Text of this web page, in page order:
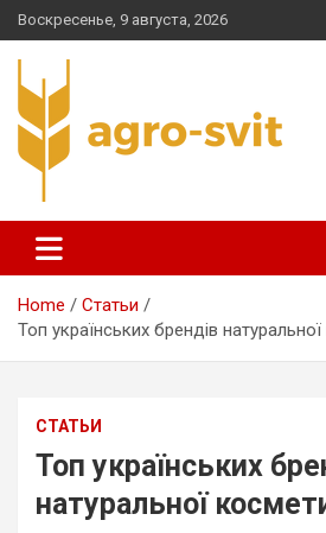
Skip
to
content
Воскресенье, 9 августа, 2026
agro-svit.com.ua
Home
Статьи
Топ українських брендів
СТАТЬИ
Топ українських
натуральної